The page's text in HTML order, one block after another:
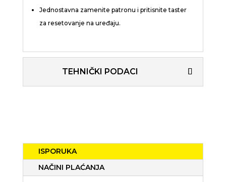
Jednostavna zamenite patronu i pritisnite taster
za resetovanje na uređaju.
TEHNIČKI PODACI
ISPORUKA
NAČINI PLAĆANJA